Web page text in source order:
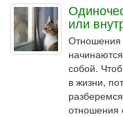
или
собой.
в жизни,
отношения